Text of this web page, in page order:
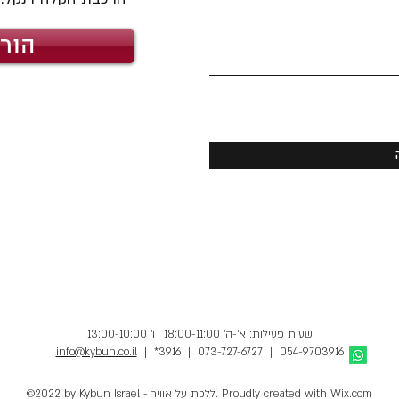
שעות פעילות: א'-ה' 18:00-11:00 , ו' 13:00-10:00
info@kybun.co.il| *3916 | 073-727-6727 | 054-9703916
©2022 by Kybun Israel - ללכת על אוויר. Proudly created with Wix.com